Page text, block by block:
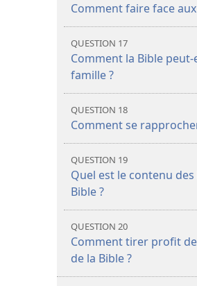
Comment faire face
QUESTION 17
Comment la Bible
famille ?
QUESTION 18
Comment se
QUESTION 19
Quel est le contenu
Bible ?
QUESTION 20
Comment tirer profit
de la Bible ?